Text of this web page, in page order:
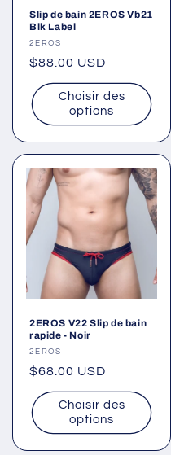
Slip de bain 2EROS Vb21
Blk Label
Fournisseur :
2EROS
Prix
habituel
$88.00 USD
Choisir des
options
2EROS V22 Slip de bain
rapide - Noir
Fournisseur :
2EROS
Prix
habituel
$68.00 USD
Choisir des
options